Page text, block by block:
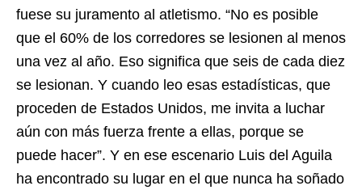
fuese su juramento al atletismo. “No es posible
que el 60% de los corredores se lesionen al menos
una vez al año. Eso significa que seis de cada diez
se lesionan. Y cuando leo esas estadísticas, que
proceden de Estados Unidos, me invita a luchar
aún con más fuerza frente a ellas, porque se
puede hacer”. Y en ese escenario Luis del Aguila
ha encontrado su lugar en el que nunca ha soñado